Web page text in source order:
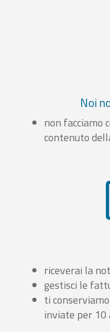
Noi
non facciamo
contenuto
riceverai la
gestisci le
ti
inviate per 10